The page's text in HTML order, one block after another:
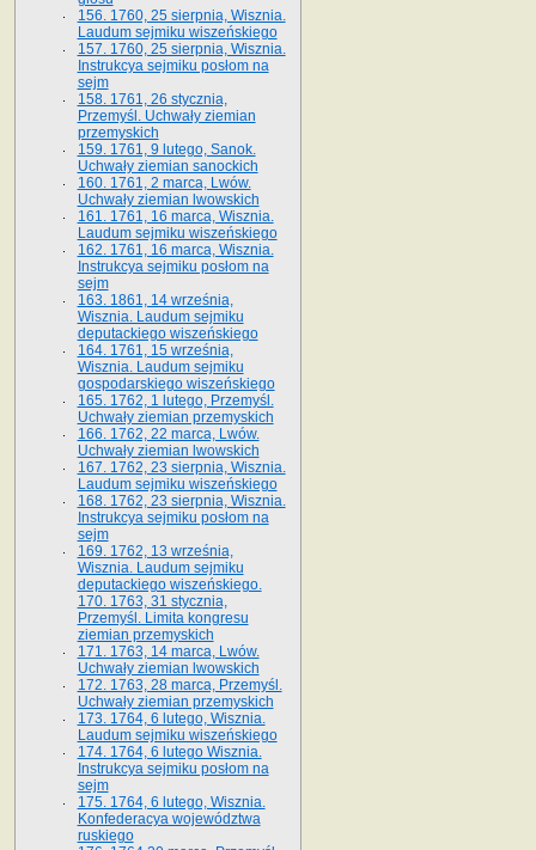
156. 1760, 25 sierpnia, Wisznia.
Laudum sejmiku wiszeńskiego
157. 1760, 25 sierpnia, Wisznia.
Instrukcya sejmiku posłom na
sejm
158. 1761, 26 stycznia,
Przemyśl. Uchwały ziemian
przemyskich
159. 1761, 9 lutego, Sanok.
Uchwały ziemian sanockich
160. 1761, 2 marca, Lwów.
Uchwały ziemian lwowskich
161. 1761, 16 marca, Wisznia.
Laudum sejmiku wiszeńskiego
162. 1761, 16 marca, Wisznia.
Instrukcya sejmiku posłom na
sejm
163. 1861, 14 września,
Wisznia. Laudum sejmiku
deputackiego wiszeńskiego
164. 1761, 15 września,
Wisznia. Laudum sejmiku
gospodarskiego wiszeńskiego
165. 1762, 1 lutego, Przemyśl.
Uchwały ziemian przemyskich
166. 1762, 22 marca, Lwów.
Uchwały ziemian lwowskich
167. 1762, 23 sierpnia, Wisznia.
Laudum sejmiku wiszeńskiego
168. 1762, 23 sierpnia, Wisznia.
Instrukcya sejmiku posłom na
sejm
169. 1762, 13 września,
Wisznia. Laudum sejmiku
deputackiego wiszeńskiego.
170. 1763, 31 stycznia,
Przemyśl. Limita kongresu
ziemian przemyskich
171. 1763, 14 marca, Lwów.
Uchwały ziemian lwowskich
172. 1763, 28 marca, Przemyśl.
Uchwały ziemian przemyskich
173. 1764, 6 lutego, Wisznia.
Laudum sejmiku wiszeńskiego
174. 1764, 6 lutego Wisznia.
Instrukcya sejmiku posłom na
sejm
175. 1764, 6 lutego, Wisznia.
Konfederacya województwa
ruskiego